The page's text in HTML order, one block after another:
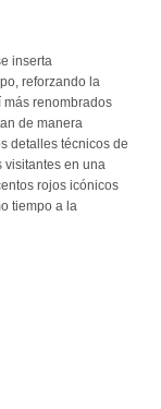
inserta
reforzando la
renombrados
de manera
detalles técnicos de
visitantes en una
rojos icónicos
tiempo a la